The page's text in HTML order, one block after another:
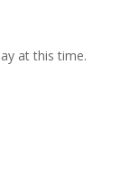
at this time.